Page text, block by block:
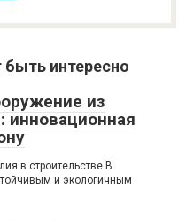
интересно
из
инновационная
в строительстве В
и экологичным